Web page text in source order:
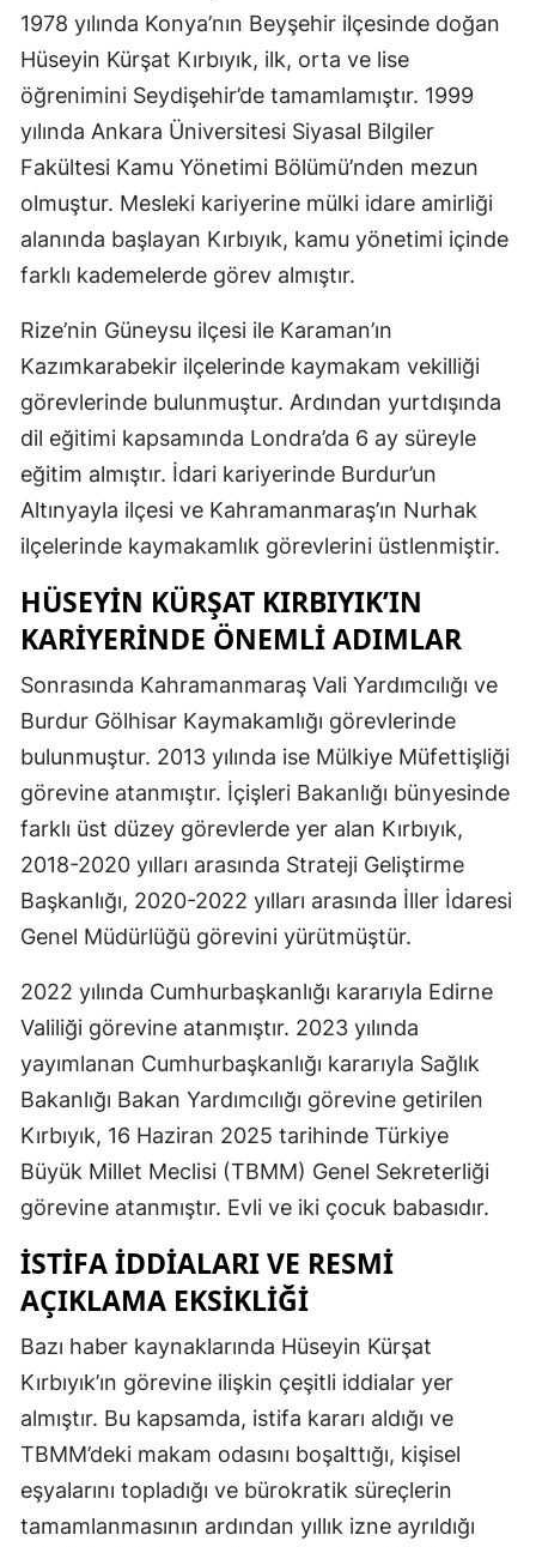
Giresun
Hakkari
Hatay
İstanbul
İzmir
Kastamonu
Kırklareli
Kırşehir
Kocaeli
Konya
Kütahya
Malatya
Muğla
Muş
Nevşehir
Sakarya
Samsun
Sinop
1978 yılında Konya’nın Beyşehir ilçesinde doğan
Hüseyin Kürşat Kırbıyık, ilk, orta ve lise
öğrenimini Seydişehir’de tamamlamıştır. 1999
yılında Ankara Üniversitesi Siyasal Bilgiler
Fakültesi Kamu Yönetimi Bölümü’nden mezun
olmuştur. Mesleki kariyerine mülki idare amirliği
alanında başlayan Kırbıyık, kamu yönetimi içinde
farklı kademelerde görev almıştır.
Rize’nin Güneysu ilçesi ile Karaman’ın
Kazımkarabekir ilçelerinde kaymakam vekilliği
görevlerinde bulunmuştur. Ardından yurtdışında
dil eğitimi kapsamında Londra’da 6 ay süreyle
eğitim almıştır. İdari kariyerinde Burdur’un
Altınyayla ilçesi ve Kahramanmaraş’ın Nurhak
ilçelerinde kaymakamlık görevlerini üstlenmiştir.
HÜSEYIN KÜRŞAT KIRBIYIK’IN
KARIYERINDE ÖNEMLI ADIMLAR
Sonrasında Kahramanmaraş Vali Yardımcılığı ve
Burdur Gölhisar Kaymakamlığı görevlerinde
bulunmuştur. 2013 yılında ise Mülkiye Müfettişliği
görevine atanmıştır. İçişleri Bakanlığı bünyesinde
farklı üst düzey görevlerde yer alan Kırbıyık,
2018-2020 yılları arasında Strateji Geliştirme
Başkanlığı, 2020-2022 yılları arasında İller İdaresi
Genel Müdürlüğü görevini yürütmüştür.
2022 yılında Cumhurbaşkanlığı kararıyla Edirne
Valiliği görevine atanmıştır. 2023 yılında
yayımlanan Cumhurbaşkanlığı kararıyla Sağlık
Bakanlığı Bakan Yardımcılığı görevine getirilen
Kırbıyık, 16 Haziran 2025 tarihinde Türkiye
Büyük Millet Meclisi (TBMM) Genel Sekreterliği
görevine atanmıştır. Evli ve iki çocuk babasıdır.
İSTIFA İDDIALARI VE RESMI
AÇIKLAMA EKSIKLIĞI
Bazı haber kaynaklarında Hüseyin Kürşat
Kırbıyık’ın görevine ilişkin çeşitli iddialar yer
almıştır. Bu kapsamda, istifa kararı aldığı ve
TBMM’deki makam odasını boşalttığı, kişisel
eşyalarını topladığı ve bürokratik süreçlerin
tamamlanmasının ardından yıllık izne ayrıldığı